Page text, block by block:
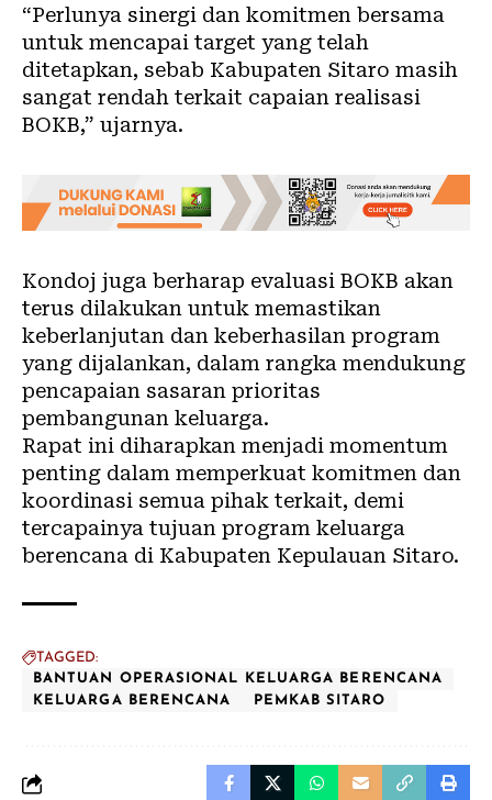
“Perlunya sinergi dan komitmen bersama
untuk mencapai target yang telah
ditetapkan, sebab Kabupaten Sitaro masih
sangat rendah terkait capaian realisasi
BOKB,” ujarnya.
Kondoj juga berharap evaluasi BOKB akan
terus dilakukan untuk memastikan
keberlanjutan dan keberhasilan program
yang dijalankan, dalam rangka mendukung
pencapaian sasaran prioritas
pembangunan keluarga.
Rapat ini diharapkan menjadi momentum
penting dalam memperkuat komitmen dan
koordinasi semua pihak terkait, demi
tercapainya tujuan program keluarga
berencana di Kabupaten Kepulauan Sitaro.
TAGGED:
BANTUAN OPERASIONAL KELUARGA BERENCANA
KELUARGA BERENCANA
PEMKAB SITARO